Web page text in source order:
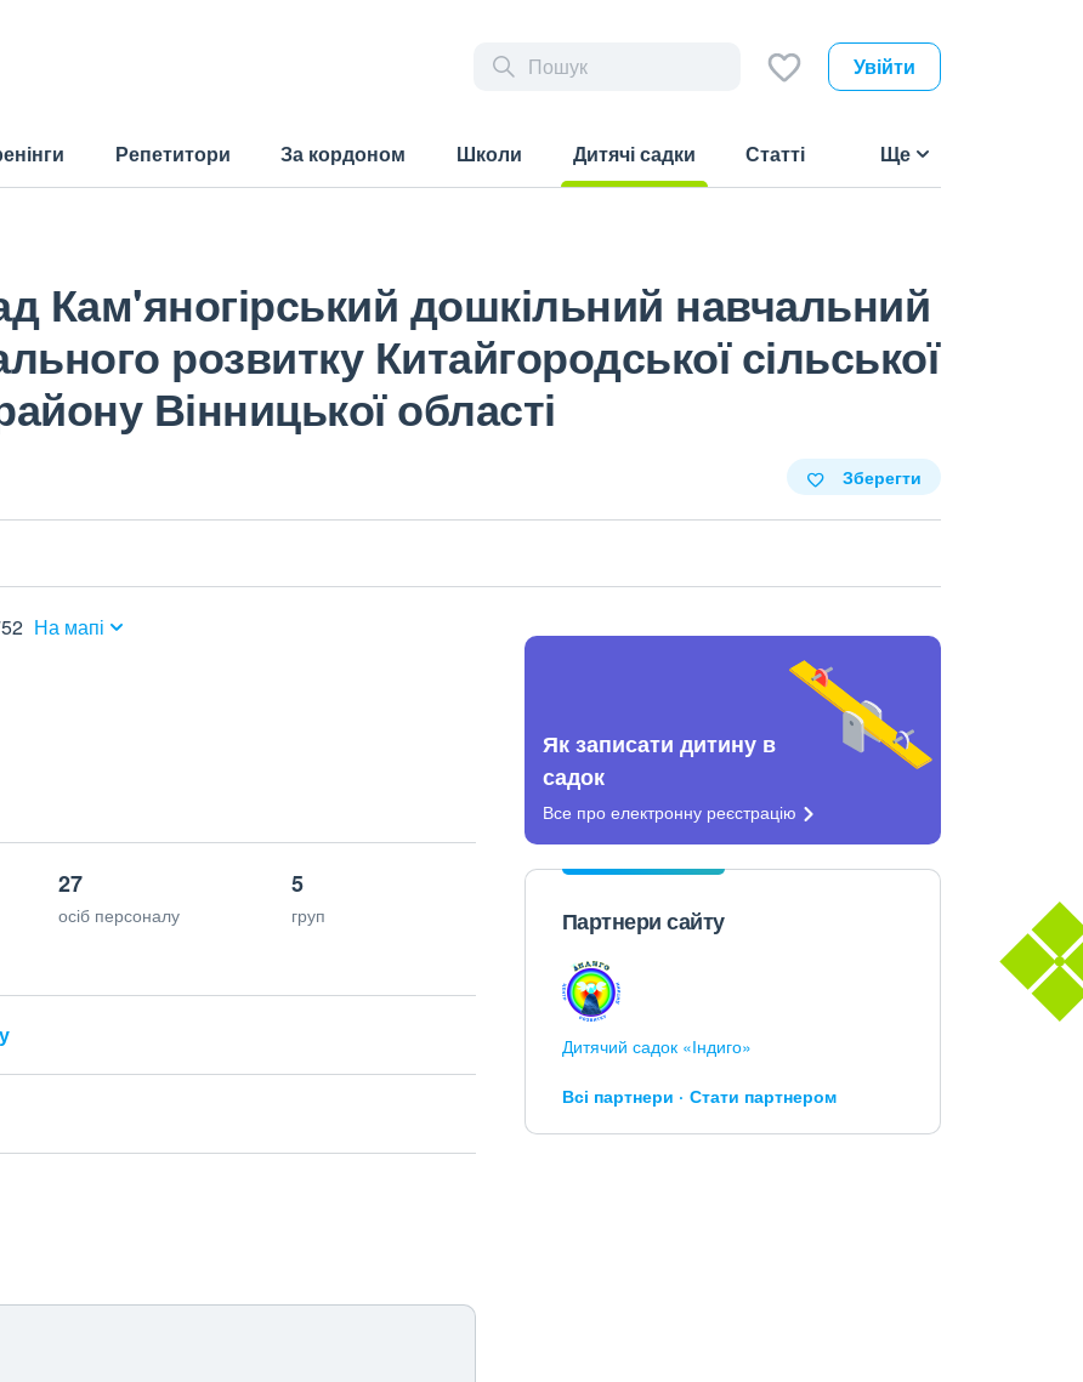
Увійти
Репетитори За кордоном Школи
Дитячі садки
Статті Ще
Кам'яногірський дошкільний навчальний
розвитку Китайгородської сільської
Вінницької області
Зберегти
На мапі
27
осіб персоналу
5
груп
Як записати дитину в
садок
Все про електронну реєстрацію
Партнери сайту
Дитячий садок «Індиго»
Всі партнери Стати партнером